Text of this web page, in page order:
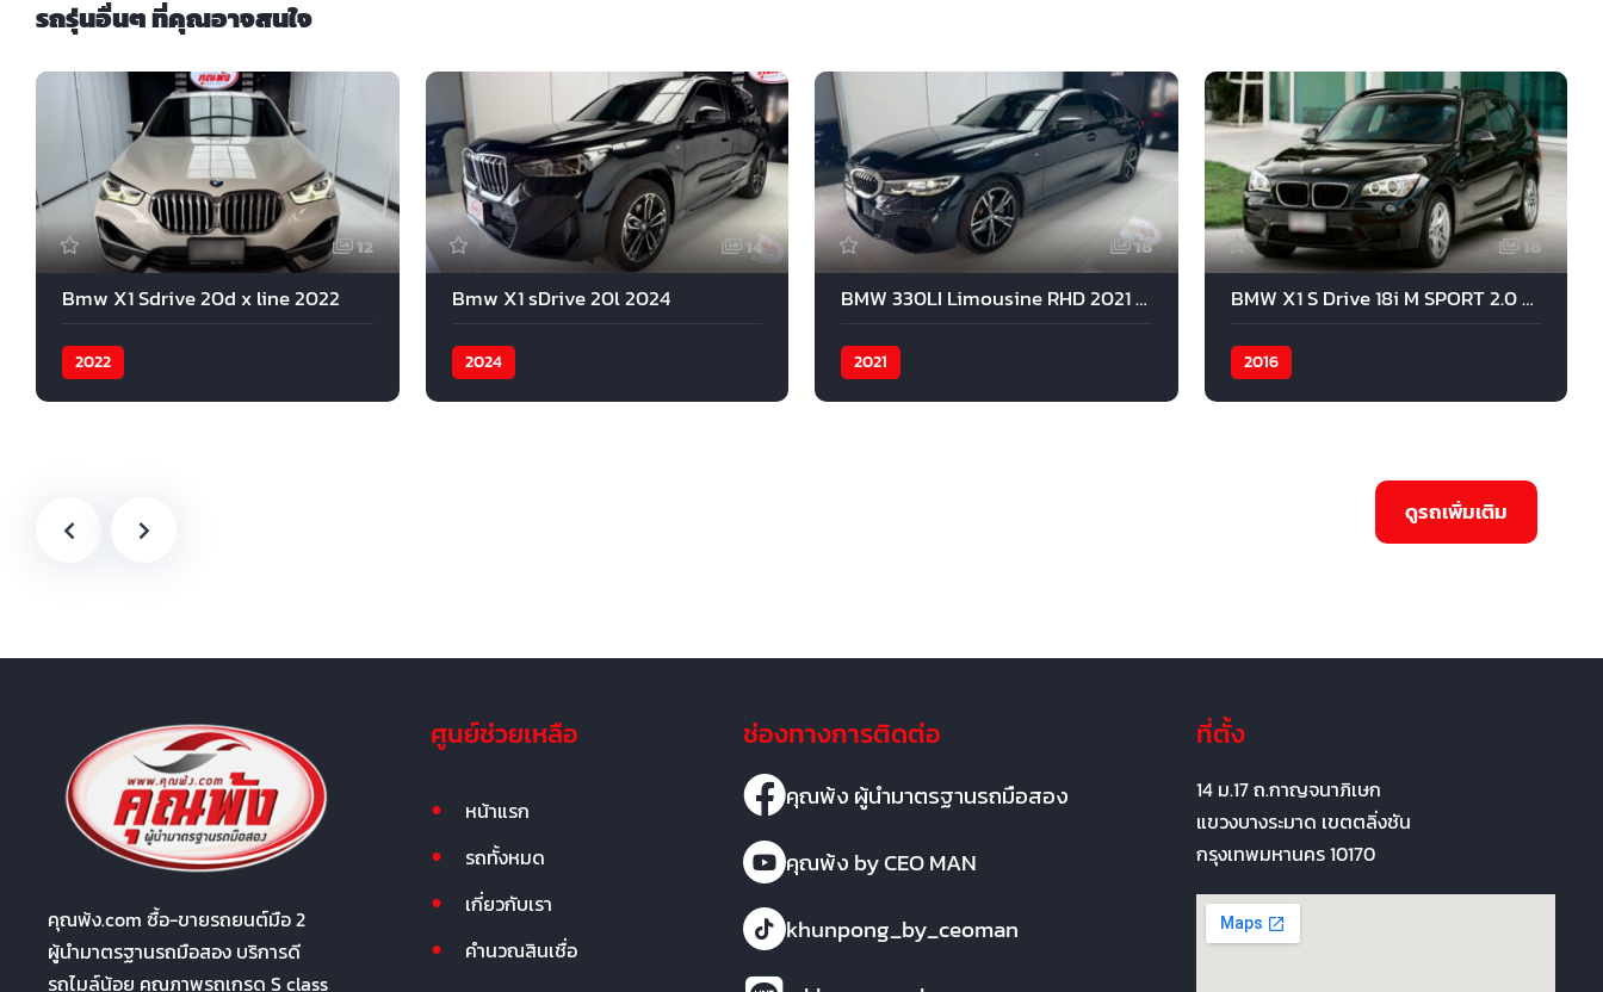
รถรุ่นอื่นๆ ที่คุณอาจสนใจ
12
Bmw X1 Sdrive 20d x line 2022
2022
14
Bmw X1 sDrive 20l 2024
2024
18
BMW 330LI Limousine RHD 2021 สีดำ
2021
18
BMW X1 S Drive 18i M SPORT 2.0 2016 สีดำ
2016
คุณพ้ง.com ซื้อ-ขายรถยนต์มือ 2
ผู้นำมาตรฐานรถมือสอง บริการดี
รถไมล์น้อย คุณภาพรถเกรด S class
ศูนย์ช่วยเหลือ
หน้าแรก
รถทั้งหมด
เกี่ยวกับเรา
คำนวณสินเชื่อ
ช่องทางการติดต่อ
คุณพ้ง ผู้นำมาตรฐานรถมือสอง
คุณพ้ง by CEO MAN
khunpong_by_ceoman
ที่ตั้ง
14 ม.17 ถ.กาญจนาภิเษก
แขวงบางระมาด เขตตลิ่งชัน
กรุงเทพมหานคร 10170